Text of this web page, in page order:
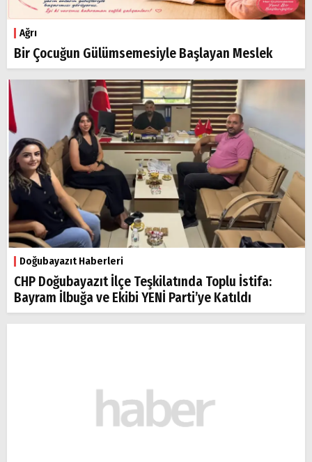
Ağrı
Bir Çocuğun Gülümsemesiyle Başlayan Meslek
Doğubayazıt Haberleri
CHP Doğubayazıt İlçe Teşkilatında Toplu İstifa:
Bayram İlbuğa ve Ekibi YENİ Parti’ye Katıldı